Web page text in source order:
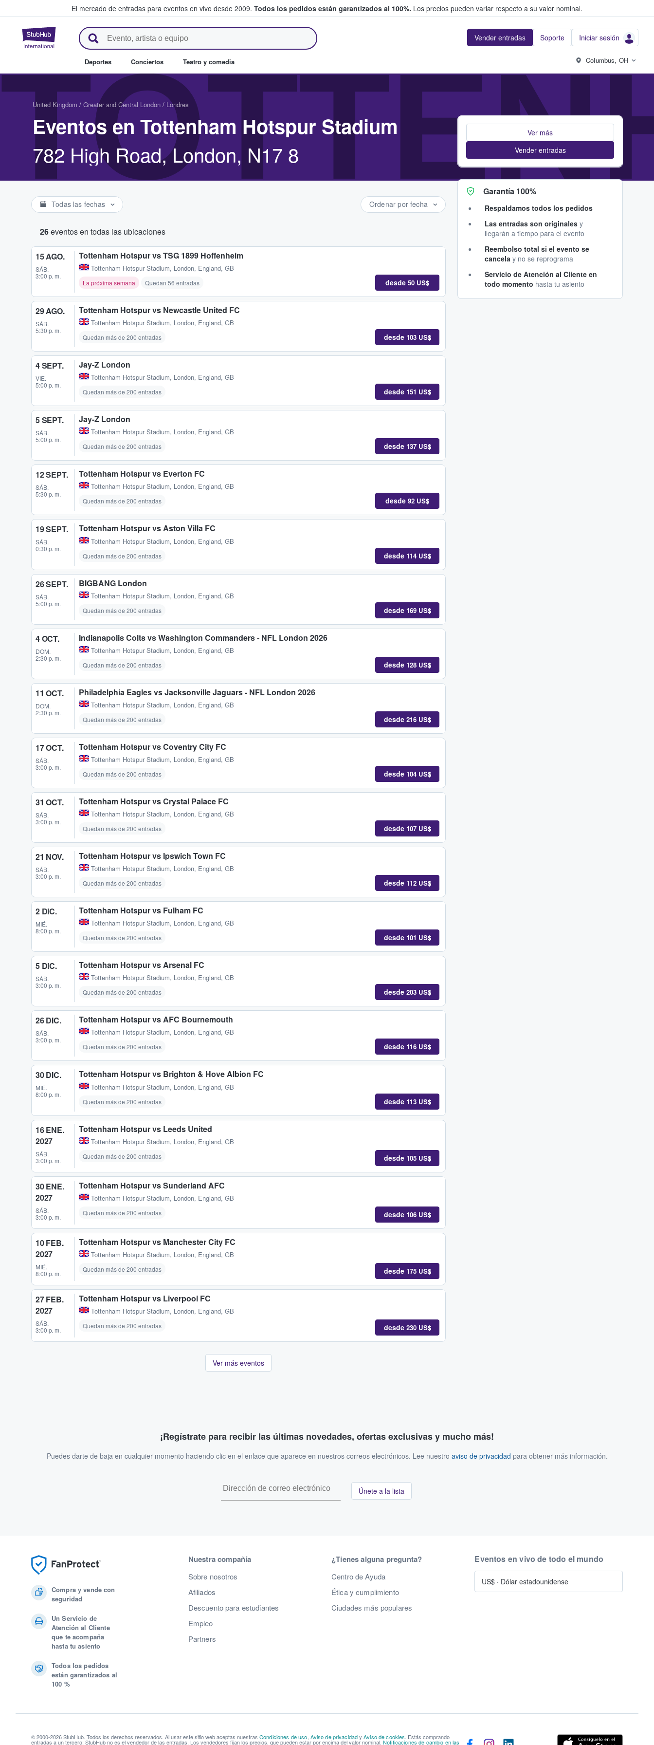
El mercado de entradas para eventos en vivo desde 2009. Todos los pedidos están garantizados al 100%. Los precios pueden variar respecto a su valor nominal.
StubHub: compra y venta de entradas entre fans Vender entradas Soporte Iniciar sesión
Deportes Conciertos Teatro y comedia Columbus, OH
United Kingdom / Greater and Central London / Londres
Eventos en Tottenham Hotspur Stadium
782 High Road, London, N17 8
Todas las fechas Ordenar por fecha
26eventos en todas las ubicaciones
15 AGO.
SÁB.
3:00 p. m.
Tottenham Hotspur vs TSG 1899 Hoffenheim
Tottenham Hotspur Stadium, London, England, GB
La próxima semana Quedan 56 entradas desde 50 US$
29 AGO.
SÁB.
5:30 p. m.
Tottenham Hotspur vs Newcastle United FC
Tottenham Hotspur Stadium, London, England, GB
Quedan más de 200 entradas desde 103 US$
4 SEPT.
VIE.
5:00 p. m.
Jay-Z London
Tottenham Hotspur Stadium, London, England, GB
Quedan más de 200 entradas desde 151 US$
5 SEPT.
SÁB.
5:00 p. m.
Jay-Z London
Tottenham Hotspur Stadium, London, England, GB
Quedan más de 200 entradas desde 137 US$
12 SEPT.
SÁB.
5:30 p. m.
Tottenham Hotspur vs Everton FC
Tottenham Hotspur Stadium, London, England, GB
Quedan más de 200 entradas desde 92 US$
19 SEPT.
SÁB.
0:30 p. m.
Tottenham Hotspur vs Aston Villa FC
Tottenham Hotspur Stadium, London, England, GB
Quedan más de 200 entradas desde 114 US$
26 SEPT.
SÁB.
5:00 p. m.
BIGBANG London
Tottenham Hotspur Stadium, London, England, GB
Quedan más de 200 entradas desde 169 US$
4 OCT.
DOM.
2:30 p. m.
Indianapolis Colts vs Washington Commanders - NFL London 2026
Tottenham Hotspur Stadium, London, England, GB
Quedan más de 200 entradas desde 128 US$
11 OCT.
DOM.
2:30 p. m.
Philadelphia Eagles vs Jacksonville Jaguars - NFL London 2026
Tottenham Hotspur Stadium, London, England, GB
Quedan más de 200 entradas desde 216 US$
17 OCT.
SÁB.
3:00 p. m.
Tottenham Hotspur vs Coventry City FC
Tottenham Hotspur Stadium, London, England, GB
Quedan más de 200 entradas desde 104 US$
31 OCT.
SÁB.
3:00 p. m.
Tottenham Hotspur vs Crystal Palace FC
Tottenham Hotspur Stadium, London, England, GB
Quedan más de 200 entradas desde 107 US$
21 NOV.
SÁB.
3:00 p. m.
Tottenham Hotspur vs Ipswich Town FC
Tottenham Hotspur Stadium, London, England, GB
Quedan más de 200 entradas desde 112 US$
2 DIC.
MIÉ.
8:00 p. m.
Tottenham Hotspur vs Fulham FC
Tottenham Hotspur Stadium, London, England, GB
Quedan más de 200 entradas desde 101 US$
5 DIC.
SÁB.
3:00 p. m.
Tottenham Hotspur vs Arsenal FC
Tottenham Hotspur Stadium, London, England, GB
Quedan más de 200 entradas desde 203 US$
26 DIC.
SÁB.
3:00 p. m.
Tottenham Hotspur vs AFC Bournemouth
Tottenham Hotspur Stadium, London, England, GB
Quedan más de 200 entradas desde 116 US$
30 DIC.
MIÉ.
8:00 p. m.
Tottenham Hotspur vs Brighton & Hove Albion FC
Tottenham Hotspur Stadium, London, England, GB
Quedan más de 200 entradas desde 113 US$
16 ENE.
2027
SÁB.
3:00 p. m.
Tottenham Hotspur vs Leeds United
Tottenham Hotspur Stadium, London, England, GB
Quedan más de 200 entradas desde 105 US$
30 ENE.
2027
SÁB.
3:00 p. m.
Tottenham Hotspur vs Sunderland AFC
Tottenham Hotspur Stadium, London, England, GB
Quedan más de 200 entradas desde 106 US$
10 FEB.
2027
MIÉ.
8:00 p. m.
Tottenham Hotspur vs Manchester City FC
Tottenham Hotspur Stadium, London, England, GB
Quedan más de 200 entradas desde 175 US$
27 FEB.
2027
SÁB.
3:00 p. m.
Tottenham Hotspur vs Liverpool FC
Tottenham Hotspur Stadium, London, England, GB
Quedan más de 200 entradas desde 230 US$
Ver más eventos
Ver más
Vender entradas
Garantía 100%
Respaldamos todos los pedidos
Las entradas son originales y
llegarán a tiempo para el evento
Reembolso total si el evento se
cancela y no se reprograma
Servicio de Atención al Cliente en
todo momento hasta tu asiento
¡Regístrate para recibir las últimas novedades, ofertas exclusivas y mucho más!
Puedes darte de baja en cualquier momento haciendo clic en el enlace que aparece en nuestros correos electrónicos. Lee nuestro aviso de privacidad para obtener más información.
Únete a la lista
Compra y vende con
seguridad
Un Servicio de
Atención al Cliente
que te acompaña
hasta tu asiento
Todos los pedidos
están garantizados al
100 %
Nuestra compañía
Sobre nosotros
Afiliados
Descuento para estudiantes
Empleo
Partners
¿Tienes alguna pregunta?
Centro de Ayuda
Ética y cumplimiento
Ciudades más populares
Eventos en vivo de todo el mundo
US$ · Dólar estadounidense
© 2000-2026 StubHub. Todos los derechos reservados. Al usar este sitio web aceptas nuestras Condiciones de uso Aviso de privacidadyAviso de cookies . Estás comprando
entradas a un tercero; StubHub no es el vendedor de las entradas. Los vendedores fijan los precios, que pueden estar por encima del valor nominal. Notificaciones de cambio en las